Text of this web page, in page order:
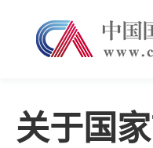
关于国